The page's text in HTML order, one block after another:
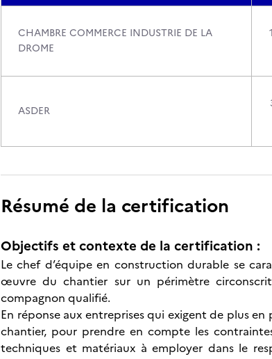
CHAMBRE COMMERCE INDUSTRIE DE LA
DROME
ASDER
Résumé de la certification
Objectifs et contexte de la certification :
Le chef d’équipe en construction durable se
œuvre du chantier sur un périmètre
compagnon qualifié.
En réponse aux entreprises qui exigent de plus
chantier, pour prendre en compte les
techniques et matériaux à employer dans le